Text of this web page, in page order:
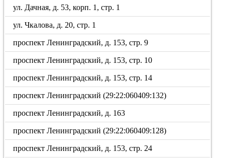
ул. Дачная, д. 53, корп. 1, стр. 1
ул. Чкалова, д. 20, стр. 1
проспект Ленинградский, д. 153, стр. 9
проспект Ленинградский, д. 153, стр. 10
проспект Ленинградский, д. 153, стр. 14
проспект Ленинградский (29:22:060409:132)
проспект Ленинградский, д. 163
проспект Ленинградский (29:22:060409:128)
проспект Ленинградский, д. 153, стр. 24